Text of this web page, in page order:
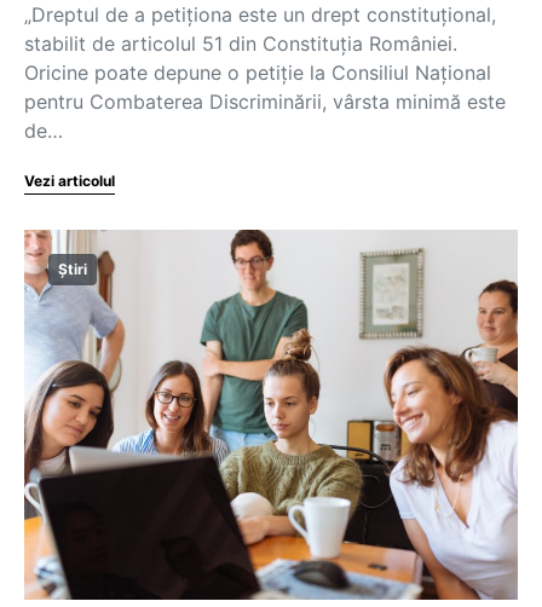
„Dreptul de a petiționa este un drept constituțional,
stabilit de articolul 51 din Constituția României.
Oricine poate depune o petiție la Consiliul Național
pentru Combaterea Discriminării, vârsta minimă este
de…
Vezi articolul
Știri